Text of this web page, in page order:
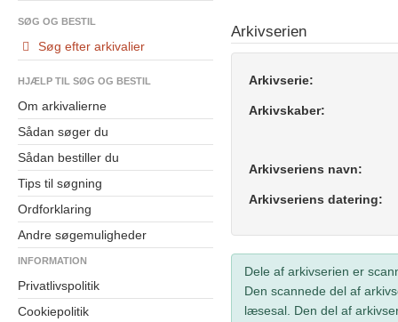
SØG OG BESTIL
Søg efter arkivalier
HJÆLP TIL SØG OG BESTIL
Om arkivalierne
Sådan søger du
Sådan bestiller du
Tips til søgning
Ordforklaring
Andre søgemuligheder
INFORMATION
Privatlivspolitik
Cookiepolitik
Arkivserien
Arkivserie:
Arkivskaber:
Arkivseriens navn:
Arkivseriens datering:
Dele af arkivserien er
Den scannede del af
læsesal. Den del af